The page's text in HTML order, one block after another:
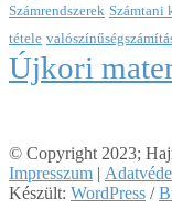
Számrendszerek Számtani
tétele
Újkori
© Copyright 2023;
Impresszum |
Készült: WordPress /